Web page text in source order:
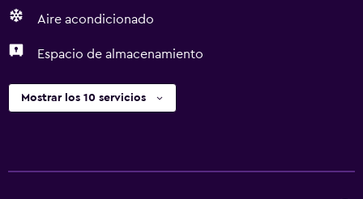
Aire acondicionado
Espacio de almacenamiento
Mostrar los 10 servicios